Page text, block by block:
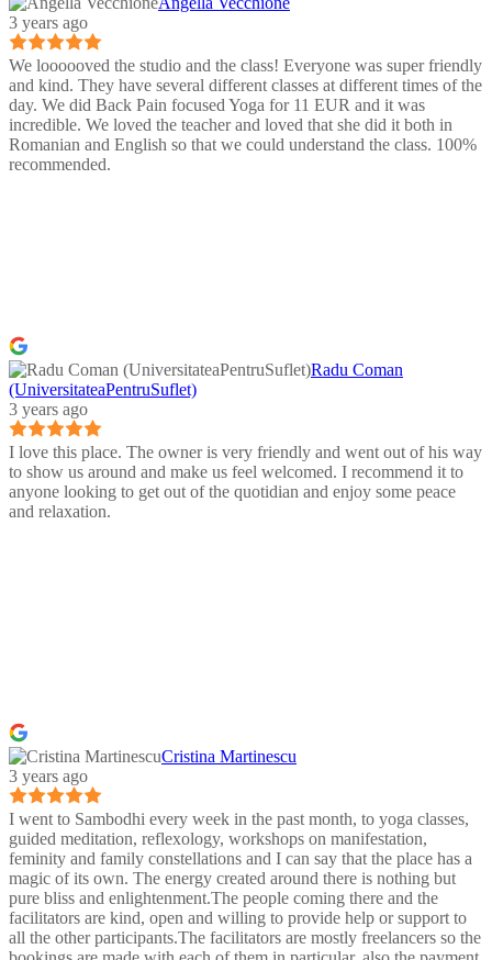
3 years ago
We loooooved the studio and the class! Everyone was super friendly
and kind. They have several different classes at different times of the
day. We did Back Pain focused Yoga for 11 EUR and it was
incredible. We loved the teacher and loved that she did it both in
Romanian and English so that we could understand the class. 100%
recommended.
Radu Coman
(UniversitateaPentruSuflet)
3 years ago
I love this place. The owner is very friendly and went out of his way
to show us around and make us feel welcomed. I recommend it to
anyone looking to get out of the quotidian and enjoy some peace
and relaxation.
Cristina Martinescu
3 years ago
I went to Sambodhi every week in the past month, to yoga classes,
guided meditation, reflexology, workshops on manifestation,
feminity and family constellations and I can say that the place has a
magic of its own. The energy created around there is nothing but
pure bliss and enlightenment.The people coming there and the
facilitators are kind, open and willing to provide help or support to
all the other participants.The facilitators are mostly freelancers so the